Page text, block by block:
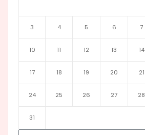
3 4 5 6 7
10 11 12 13 14
17 18 19 20 21
24 25 26 27 28
31